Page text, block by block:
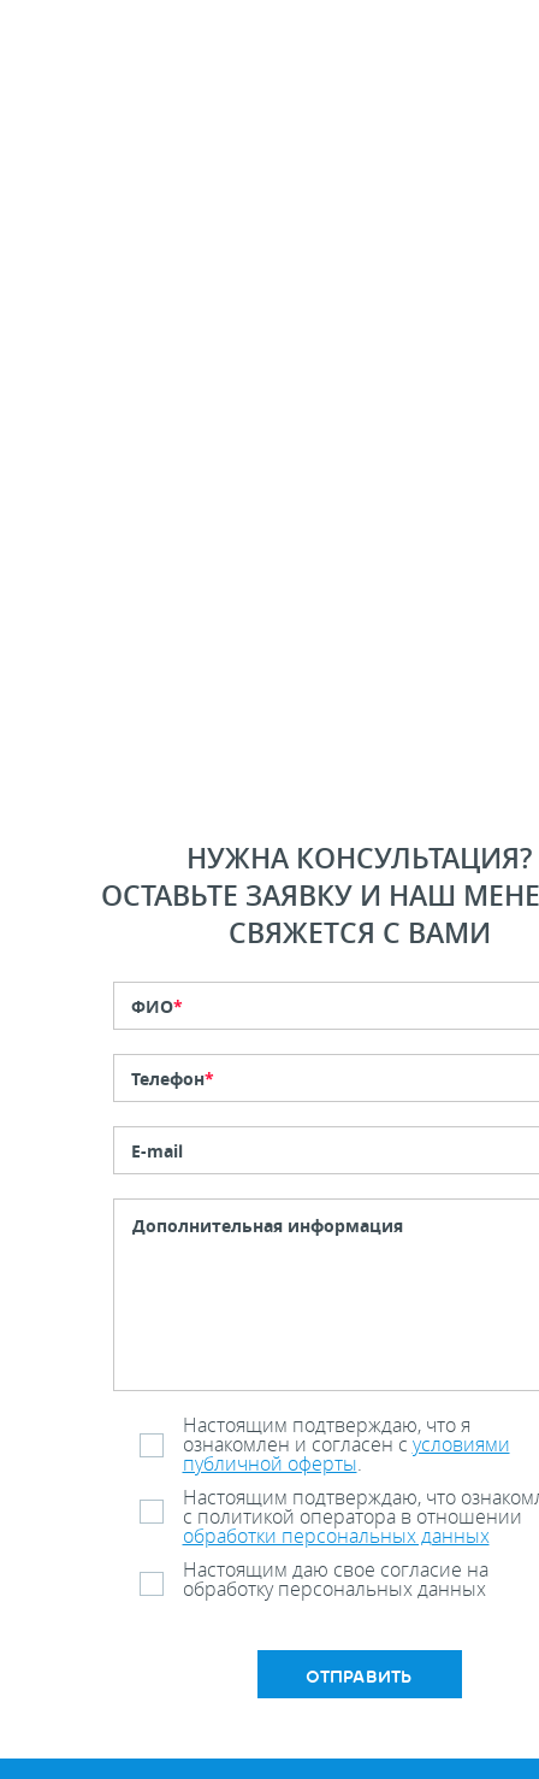
НУЖНА КОНСУЛЬТАЦИЯ?
ОСТАВЬТЕ ЗАЯВКУ И НАШ
СВЯЖЕТСЯ С ВАМИ
ФИО*
Телефон*
E-mail
Настоящим подтверждаю, что я
ознакомлен и согласен с условиями
публичной оферты.
Настоящим подтверждаю, что
с политикой оператора в отношении
обработки персональных данных
Настоящим даю свое согласие на
обработку персональных данных
ОТПРАВИТЬ